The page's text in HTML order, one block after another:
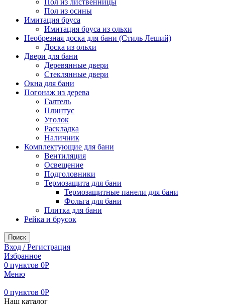
Пол из лиственницы
Пол из осины
Имитация бруса
Имитация бруса из ольхи
Необрезная доска для бани (Стиль Леший)
Доска из ольхи
Двери для бани
Деревянные двери
Стеклянные двери
Окна для бани
Погонаж из дерева
Галтель
Плинтус
Уголок
Раскладка
Наличник
Комплектующие для бани
Вентиляция
Освещение
Подголовники
Термозащита для бани
Термозащитные панели для бани
Фольга для бани
Плитка для бани
Рейка и брусок
Поиск
Вход / Регистрация
Избранное
0 пунктов 0Р
Меню
0 пунктов 0Р
Наш каталог